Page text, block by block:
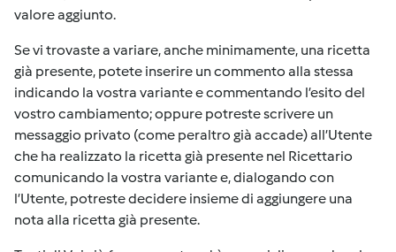
valore aggiunto.
Se vi trovaste a variare, anche minimamente, una ricetta
già presente, potete inserire un commento alla stessa
indicando la vostra variante e commentando l’esito del
vostro cambiamento; oppure potreste scrivere un
messaggio privato (come peraltro già accade) all’Utente
che ha realizzato la ricetta già presente nel Ricettario
comunicando la vostra variante e, dialogando con
l’Utente, potreste decidere insieme di aggiungere una
nota alla ricetta già presente.